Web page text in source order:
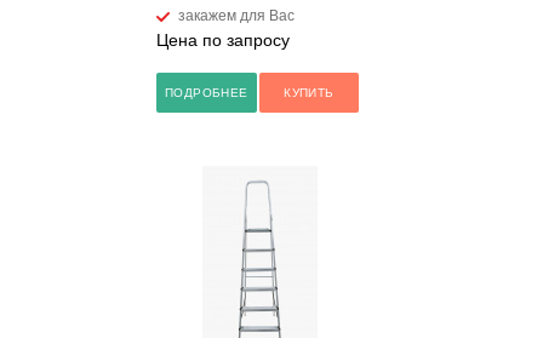
закажем для Вас
Цена по запросу
ПОДРОБНЕЕ КУПИТЬ